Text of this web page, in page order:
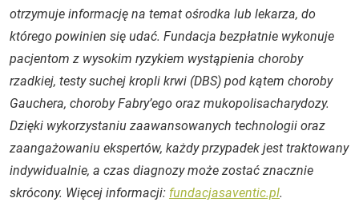
otrzymuje informację na temat ośrodka lub lekarza, do
którego powinien się udać. Fundacja bezpłatnie wykonuje
pacjentom z wysokim ryzykiem wystąpienia choroby
rzadkiej, testy suchej kropli krwi (DBS) pod kątem choroby
Gauchera, choroby Fabry’ego oraz mukopolisacharydozy.
Dzięki wykorzystaniu zaawansowanych technologii oraz
zaangażowaniu ekspertów, każdy przypadek jest traktowany
indywidualnie, a czas diagnozy może zostać znacznie
skrócony. Więcej informacji: fundacjasaventic.pl.